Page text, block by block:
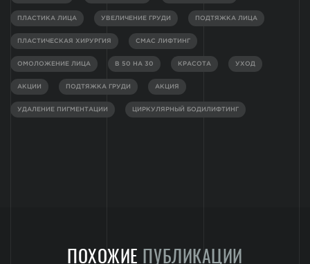
ПЛАСТИКА ЛИЦА УВЕЛИЧЕНИЕ ГРУДИ ПОДТЯЖКА ЛИЦА
ПЛАСТИЧЕСКАЯ ХИРУРГИЯ СМАС ЛИФТИНГ
ОМОЛОЖЕНИЕ ЛИЦА В 50 НА 30 КРАСОТА УХОД
АКЦИИ ПОДТЯЖКА ГРУДИ АКЦИЯ
УДАЛЕНИЕ ПИГМЕНТАЦИИ ЦИРКУЛЯРНЫЙ БОДИЛИФТИНГ
ПОХОЖИЕ ПУБЛИКАЦИИ